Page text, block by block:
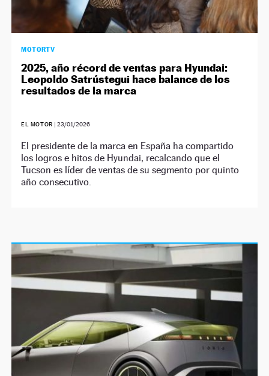
MOTORTV
2025, año récord de ventas para Hyundai:
Leopoldo Satrústegui hace balance de los
resultados de la marca
EL MOTOR |23/01/2026
El presidente de la marca en España ha compartido
los logros e hitos de Hyundai, recalcando que el
Tucson es líder de ventas de su segmento por quinto
año consecutivo.